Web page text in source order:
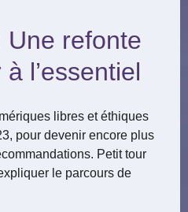
Une refonte
l’essentiel
libres et éthiques
pour devenir encore plus
Petit tour
le parcours de